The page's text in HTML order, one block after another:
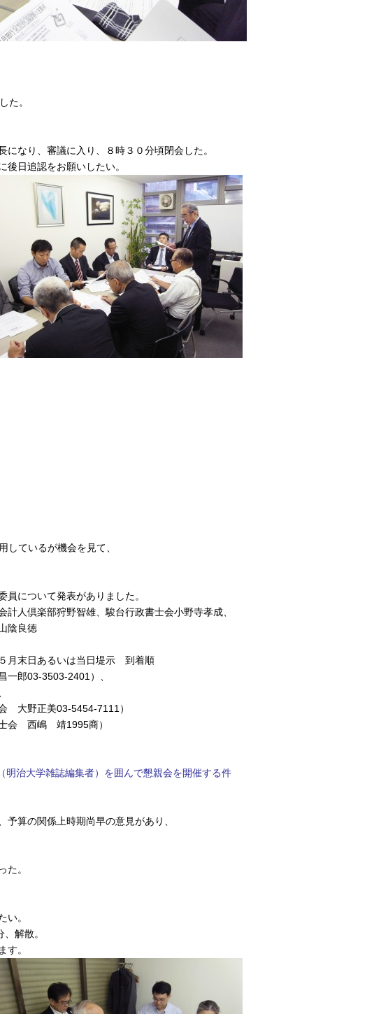
た。
なり、審議に入り、８時３０分頃閉会した。
日追認をお願いしたい。
ているが機会を見て、
について発表がありました。
人倶楽部狩野智雄、駿台行政書士会小野寺孝成、
陰良徳
月末日あるいは当日堤示 到着順
郎03-3503-2401）、
大野正美03-5454-7111）
会 西嶋 靖1995商）
治大学雑誌編集者）を囲んで懇親会を開催する件
算の関係上時期尚早の意見があり、
た。
い。
解散。
す。